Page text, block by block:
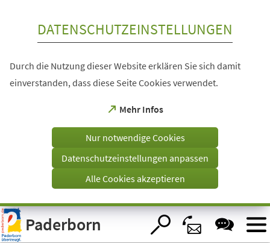
Visuelle
Assistenzsoftware
öffnen.
DATENSCHUTZEINSTELLUNGEN
Durch die Nutzung dieser Website erklären Sie sich damit
einverstanden, dass diese Seite Cookies verwendet.
Mehr Infos
(Öffnet
einem
Tab)
Nur notwendige Cookies
Datenschutzeinstellungen anpassen
Alle Cookies akzeptieren
Paderborn